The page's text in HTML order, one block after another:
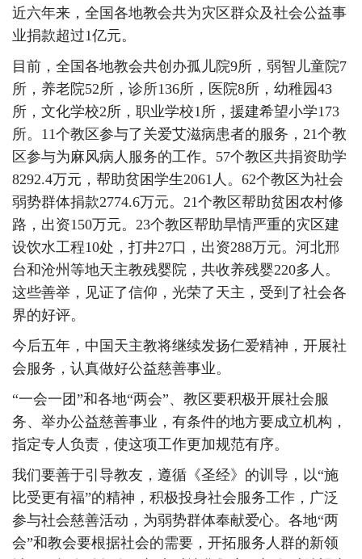
近六年来，全国各地教会共为灾区群众及社会公益事
业捐款超过1亿元。
目前，全国各地教会共创办孤儿院9所，弱智儿童院7
所，养老院52所，诊所136所，医院8所，幼稚园43
所，文化学校2所，职业学校1所，援建希望小学173
所。11个教区参与了关爱艾滋病患者的服务，21个教
区参与为麻风病人服务的工作。57个教区共捐资助学
8292.4万元，帮助贫困学生2061人。62个教区为社会
弱势群体捐款2774.6万元。21个教区帮助贫困农村修
路，出资150万元。23个教区帮助旱情严重的灾区建
设饮水工程10处，打井27口，出资288万元。河北邢
台和沧州等地天主教残婴院，共收养残婴220多人。
这些善举，见证了信仰，光荣了天主，受到了社会各
界的好评。
今后五年，中国天主教将继续发扬仁爱精神，开展社
会服务，认真做好公益慈善事业。
“一会一团”和各地“两会”、教区要积极开展社会服
务、举办公益慈善事业，有条件的地方要成立机构，
指定专人负责，使这项工作更加规范有序。
我们要善于引导教友，遵循《圣经》的训导，以“施
比受更有福”的精神，积极投身社会服务工作，广泛
参与社会慈善活动，为弱势群体奉献爱心。各地“两
会”和教会要根据社会的需要，开拓服务人群的新领